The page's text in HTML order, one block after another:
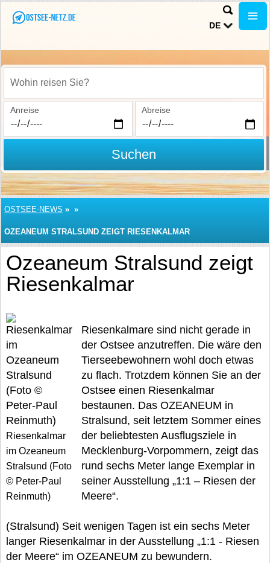
DE
Wohin reisen Sie?
Anreise Abreise
Suchen
OSTSEE-NEWS » »
OZEANEUM STRALSUND ZEIGT RIESENKALMAR
Ozeaneum Stralsund zeigt
Riesenkalmar
Riesenkalmar
im Ozeaneum
Stralsund (Foto
© Peter-Paul
Reinmuth)
Riesenkalmare sind nicht gerade in
der Ostsee anzutreffen. Die wäre den
Tierseebewohnern wohl doch etwas
zu flach. Trotzdem können Sie an der
Ostsee einen Riesenkalmar
bestaunen. Das OZEANEUM in
Stralsund, seit letztem Sommer eines
der beliebtesten Ausflugsziele in
Mecklenburg-Vorpommern, zeigt das
rund sechs Meter lange Exemplar in
seiner Ausstellung „1:1 – Riesen der
Meere“.
(Stralsund) Seit wenigen Tagen ist ein sechs Meter
langer Riesenkalmar in der Ausstellung „1:1 - Riesen
der Meere“ im OZEANEUM zu bewundern.